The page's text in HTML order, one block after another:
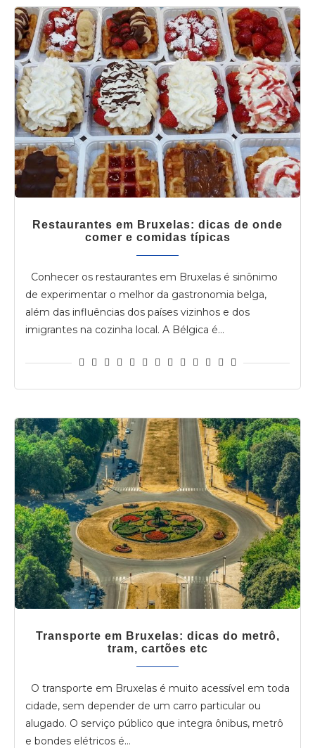
Restaurantes em Bruxelas: dicas de onde
comer e comidas típicas
Conhecer os restaurantes em Bruxelas é sinônimo
de experimentar o melhor da gastronomia belga,
além das influências dos países vizinhos e dos
imigrantes na cozinha local. A Bélgica é…
Transporte em Bruxelas: dicas do metrô,
tram, cartões etc
O transporte em Bruxelas é muito acessível em toda
cidade, sem depender de um carro particular ou
alugado. O serviço público que integra ônibus, metrô
e bondes elétricos é…